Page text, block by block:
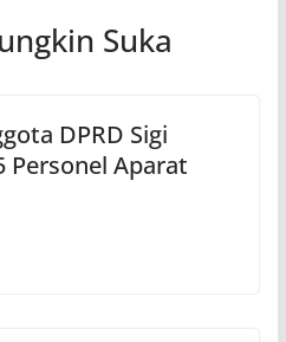
Suka
DPRD Sigi
Personel Aparat